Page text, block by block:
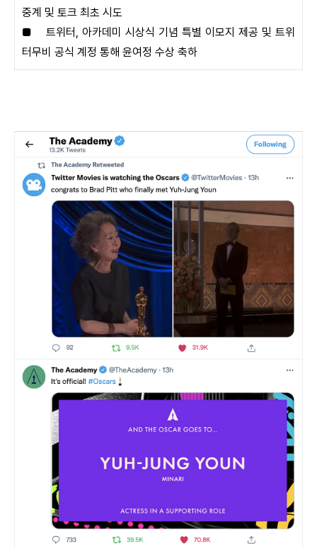
중계 및 토크 최초 시도
■
트위터, 아카데미 시상식 기념 특별 이모지 제공 및 트위
터무비 공식 계정 통해 윤여정 수상 축하